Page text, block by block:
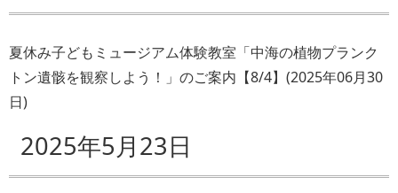
夏休み子どもミュージアム体験教室「中海の植物プランク
トン遺骸を観察しよう！」のご案内【8/4】 (2025年06月30
日)
2025年5月23日